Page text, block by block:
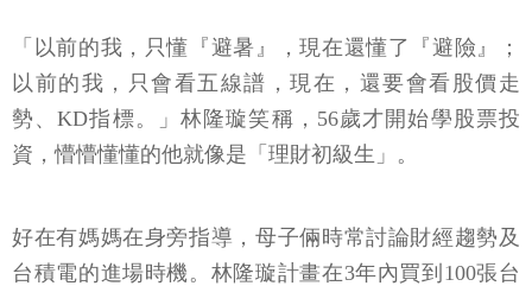
「以前的我，只懂『避暑』，現在還懂了『避險』；
以前的我，只會看五線譜，現在，還要會看股價走
勢、KD指標。」林隆璇笑稱，56歲才開始學股票投
資，懵懵懂懂的他就像是「理財初級生」。
好在有媽媽在身旁指導，母子倆時常討論財經趨勢及
台積電的進場時機。林隆璇計畫在3年內買到100張台